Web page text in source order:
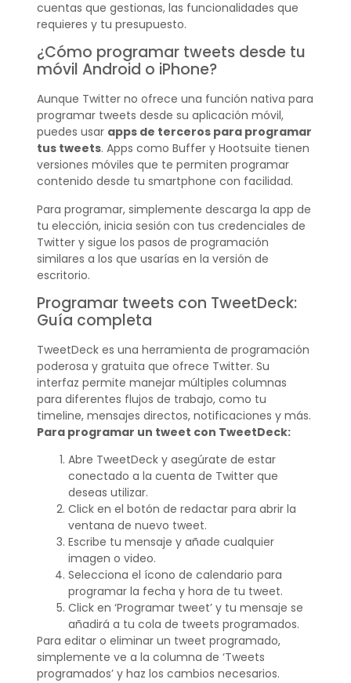
cuentas que gestionas, las funcionalidades que
requieres y tu presupuesto.
¿Cómo programar tweets desde tu
móvil Android o iPhone?
Aunque Twitter no ofrece una función nativa para
programar tweets desde su aplicación móvil,
puedes usar apps de terceros para programar
tus tweets. Apps como Buffer y Hootsuite tienen
versiones móviles que te permiten programar
contenido desde tu smartphone con facilidad.
Para programar, simplemente descarga la app de
tu elección, inicia sesión con tus credenciales de
Twitter y sigue los pasos de programación
similares a los que usarías en la versión de
escritorio.
Programar tweets con TweetDeck:
Guía completa
TweetDeck es una herramienta de programación
poderosa y gratuita que ofrece Twitter. Su
interfaz permite manejar múltiples columnas
para diferentes flujos de trabajo, como tu
timeline, mensajes directos, notificaciones y más.
Para programar un tweet con TweetDeck:
Abre TweetDeck y asegúrate de estar
conectado a la cuenta de Twitter que
deseas utilizar.
Click en el botón de redactar para abrir la
ventana de nuevo tweet.
Escribe tu mensaje y añade cualquier
imagen o video.
Selecciona el ícono de calendario para
programar la fecha y hora de tu tweet.
Click en ‘Programar tweet’ y tu mensaje se
añadirá a tu cola de tweets programados.
Para editar o eliminar un tweet programado,
simplemente ve a la columna de ‘Tweets
programados’ y haz los cambios necesarios.